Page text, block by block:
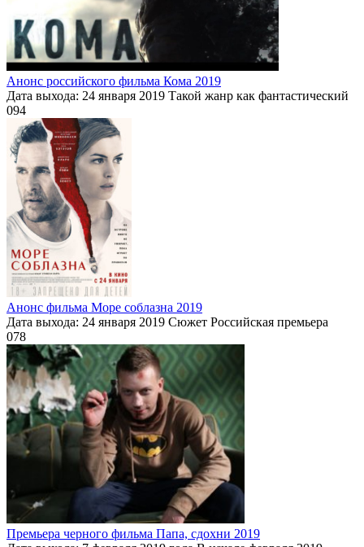
Анонс российского фильма Кома 2019
Дата выхода: 24 января 2019 Такой жанр как фантастический
094
Анонс фильма Море соблазна 2019
Дата выхода: 24 января 2019 Сюжет Российская премьера
078
Премьера черного фильма Папа, сдохни 2019